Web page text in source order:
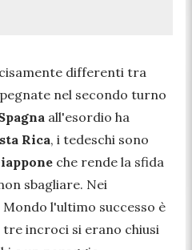
differenti tra
nel secondo turno
all'esordio ha
Rica, i tedeschi sono
che rende la sfida
sbagliare. Nei
l'ultimo successo è
tre incroci si erano chiusi